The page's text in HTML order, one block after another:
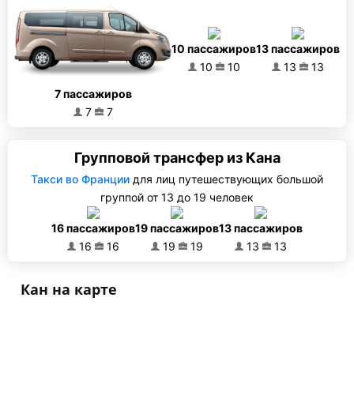
7 пассажиров
7
7
10 пассажиров
10
10
13 пассажиров
13
13
Групповой трансфер из Кана
Такси во Франции для лиц путешествующих большой
группой от 13 до 19 человек
16 пассажиров
16
16
19 пассажиров
19
19
13 пассажиров
13
13
Кан на карте